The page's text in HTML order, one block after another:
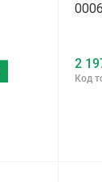
2
Код